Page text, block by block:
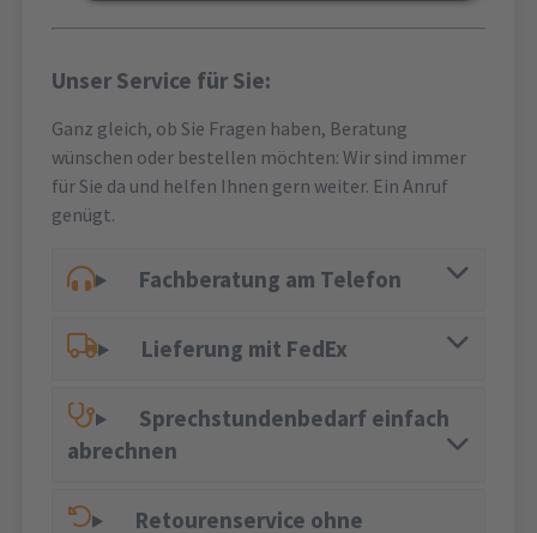
Unser Service für Sie:
Ganz gleich, ob Sie Fragen haben, Beratung
wünschen oder bestellen möchten: Wir sind immer
für Sie da und helfen Ihnen gern weiter. Ein Anruf
genügt.
Fachberatung am Telefon
Lieferung mit FedEx
Sprechstundenbedarf einfach
abrechnen
Retourenservice ohne